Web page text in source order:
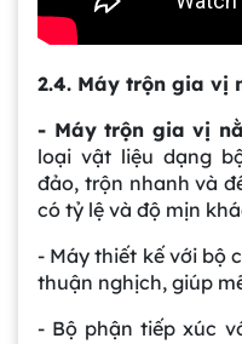
2.4. Máy trộn gia vị
- Máy trộn gia vị
loại vật liệu dạng
đảo, trộn nhanh và
có tỷ lệ và độ mịn
- Máy thiết kế với bộ
thuận nghịch, giúp
- Bộ phận tiếp xúc